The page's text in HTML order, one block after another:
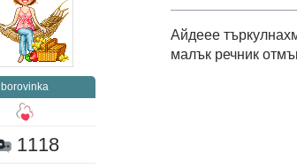
borovinka
1118
Айдеее
малък речник